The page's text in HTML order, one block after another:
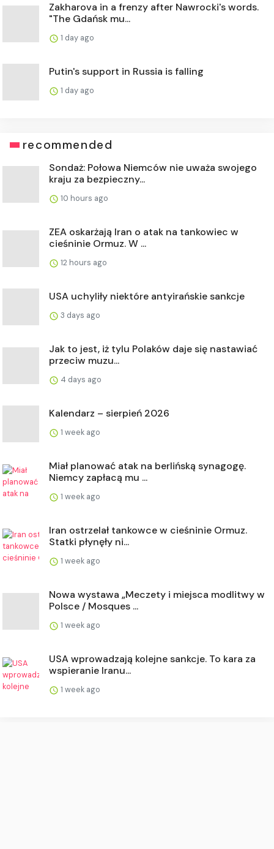
Zakharova in a frenzy after Nawrocki's words.
"The Gdańsk mu...
1 day ago
Putin's support in Russia is falling
1 day ago
recommended
Sondaż: Połowa Niemców nie uważa swojego
kraju za bezpieczny...
10 hours ago
ZEA oskarżają Iran o atak na tankowiec w
cieśninie Ormuz. W ...
12 hours ago
USA uchyliły niektóre antyirańskie sankcje
3 days ago
Jak to jest, iż tylu Polaków daje się nastawiać
przeciw muzu...
4 days ago
Kalendarz – sierpień 2026
1 week ago
Miał planować atak na berlińską synagogę.
Niemcy zapłacą mu ...
1 week ago
Iran ostrzelał tankowce w cieśninie Ormuz.
Statki płynęły ni...
1 week ago
Nowa wystawa „Meczety i miejsca modlitwy w
Polsce / Mosques ...
1 week ago
USA wprowadzają kolejne sankcje. To kara za
wspieranie Iranu...
1 week ago